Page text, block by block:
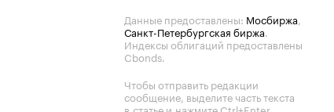
Данные предоставлены: Мосбиржа,
Санкт-Петербургская биржа.
Индексы облигаций предоставлены
Cbonds.
Чтобы отправить редакции
сообщение, выделите часть текста
в статье и нажмите Ctrl+Enter